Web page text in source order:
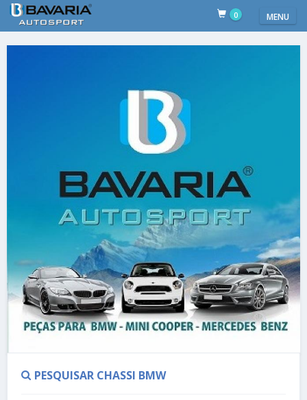
MENU
0
PESQUISAR CHASSI BMW